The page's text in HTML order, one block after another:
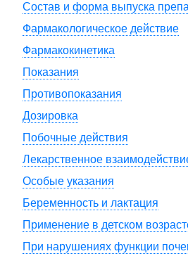
Состав и форма выпуска
Фармакологическое действие
Фармакокинетика
Показания
Противопоказания
Дозировка
Побочные действия
Лекарственное
Особые указания
Беременность и лактация
Применение в детском
При нарушениях функции